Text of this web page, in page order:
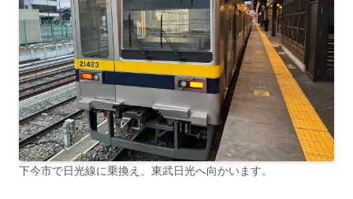
下今市で日光線に乗換え、東武日光へ向かいます。